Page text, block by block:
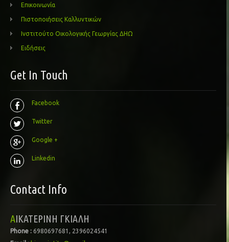
Επικοινωνία
Πιστοποιήσεις Καλλυντικών
Ινστιτούτο Οικολογικής Γεωργίας ΔΗΩ
Ειδήσεις
Get In Touch
Facebook
Twitter
Google +
Linkedin
Contact Info
ΑΙΚΑΤΕΡΙΝΗ ΓΚΙΑΛΗ
Phone : 6980697681, 2396024541